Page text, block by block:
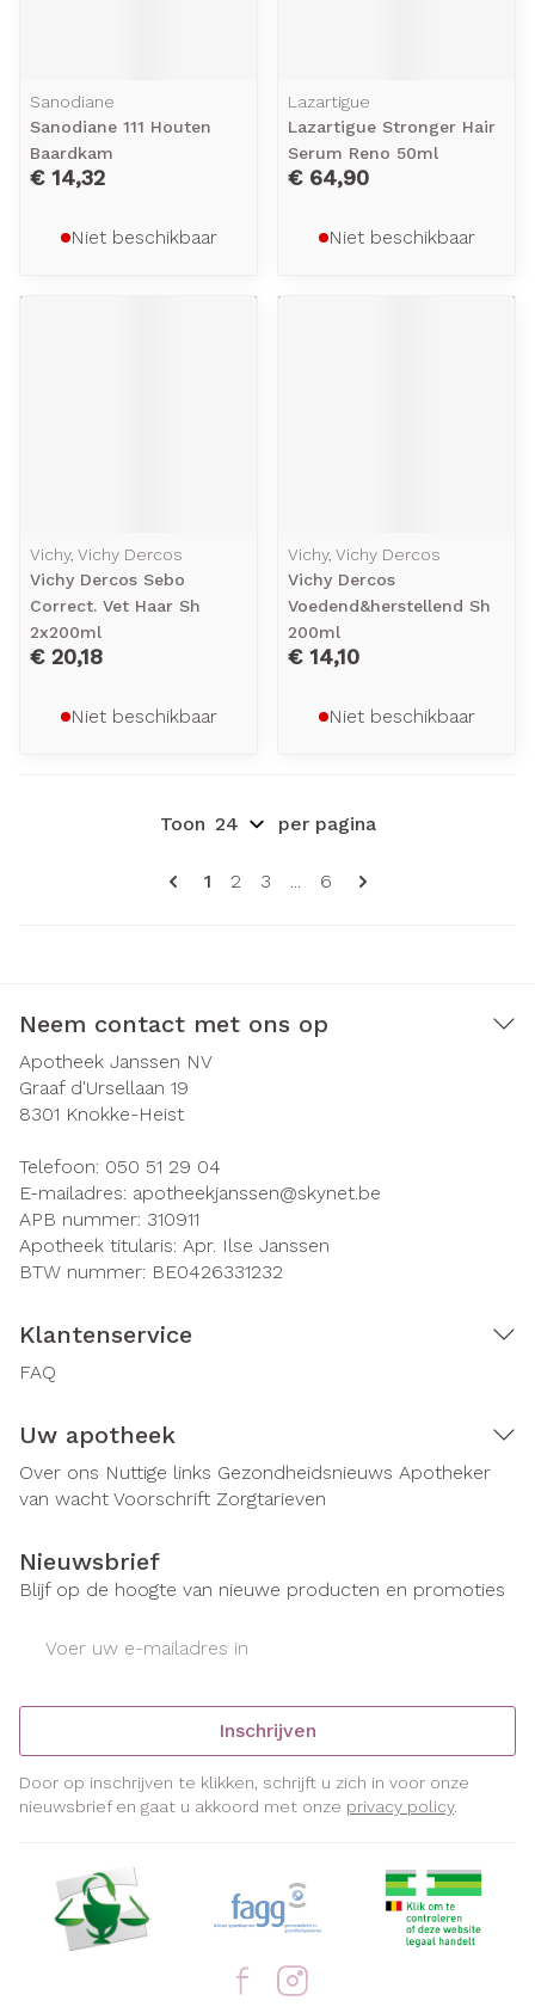
Sanodiane
Sanodiane 111 Houten
Baardkam
€ 14,32
Niet beschikbaar
Lazartigue
Lazartigue Stronger Hair
Serum Reno 50ml
€ 64,90
Niet beschikbaar
Vichy, Vichy Dercos
Vichy Dercos Sebo
Correct. Vet Haar Sh
2x200ml
€ 20,18
Niet beschikbaar
Vichy, Vichy Dercos
Vichy Dercos
Voedend&herstellend Sh
200ml
€ 14,10
Niet beschikbaar
Pagina's
U lees momenteel pagina
1 Pagina
2 Pagina
3 ... Pagina
6
Toon per pagina
Neem contact met ons op
Apotheek Janssen NV
Graaf d'Ursellaan 19
8301 Knokke-Heist
Telefoon: 050 51 29 04
E-mailadres: apotheekjanssen@skynet.be
APB nummer: 310911
Apotheek titularis: Apr. Ilse Janssen
BTW nummer: BE0426331232
Klantenservice
FAQ
Uw apotheek
Over ons Nuttige links Gezondheidsnieuws Apotheker
van wacht Voorschrift Zorgtarieven
Nieuwsbrief
Blijf op de hoogte van nieuwe producten en promoties
Inschrijven
Door op inschrijven te klikken, schrijft u zich in voor onze
nieuwsbrief en gaat u akkoord met onze privacy policy.